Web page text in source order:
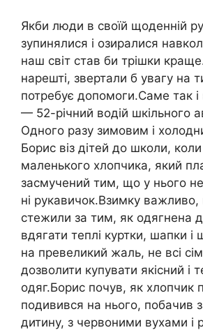
Якби люди в своїй щоденній
зупинялися і озиралися
наш світ став би трішки
нарешті, звертали б увагу на
потребує допомоги.Саме так
— 52-річний водій шкільного
Одного разу зимовим і
Борис віз дітей до школи,
маленького хлопчика, який
засмучений тим, що у нього
ні рукавичок.Взимку
стежили за тим, як одягнена
вдягати теплі куртки, шапки
на превеликий жаль, не всі
дозволити купувати якісний і
одяг.Борис почув, як хлопчик
подивився на нього, побачив
дитину, з червоними вухами і